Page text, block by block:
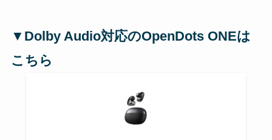
▼Dolby Audio対応のOpenDots ONEは
こちら